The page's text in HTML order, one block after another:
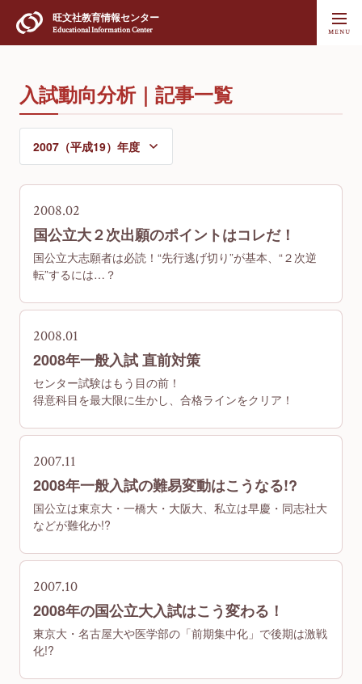
旺文社教育情報センター
Educational Information Center
入試動向分析｜記事一覧
2008.02
国公立大２次出願のポイントはコレだ！
国公立大志願者は必読！“先行逃げ切り”が基本、“２次逆
転”するには…？
2008.01
2008年一般入試 直前対策
センター試験はもう目の前！
得意科目を最大限に生かし、合格ラインをクリア！
2007.11
2008年一般入試の難易変動はこうなる!?
国公立は東京大・一橋大・大阪大、私立は早慶・同志社大
などが難化か!?
2007.10
2008年の国公立大入試はこう変わる！
東京大・名古屋大や医学部の「前期集中化」で後期は激戦
化!?